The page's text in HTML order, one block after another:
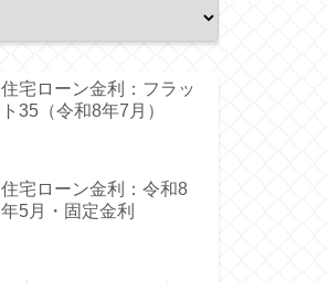
住宅ローン金利：フラッ
ト35（令和8年7月）
住宅ローン金利：令和8
年5月・固定金利